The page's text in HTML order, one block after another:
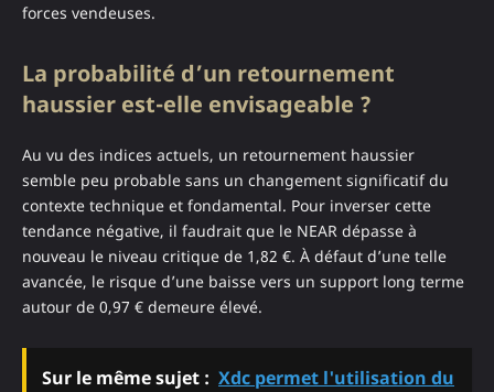
forces vendeuses.
La probabilité d’un retournement
haussier est-elle envisageable ?
Au vu des indices actuels, un retournement haussier
semble peu probable sans un changement significatif du
contexte technique et fondamental. Pour inverser cette
tendance négative, il faudrait que le NEAR dépasse à
nouveau le niveau critique de 1,82 €. À défaut d’une telle
avancée, le risque d’une baisse vers un support long terme
autour de 0,97 € demeure élevé.
Sur le même sujet : Xdc permet l'utilisation du